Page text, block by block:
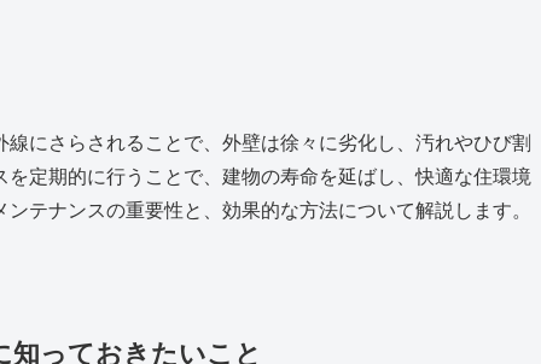
にさらされることで、外壁は徐々に劣化し、汚れやひび割
定期的に行うことで、建物の寿命を延ばし、快適な住環境
テナンスの重要性と、効果的な方法について解説します。
知っておきたいこと